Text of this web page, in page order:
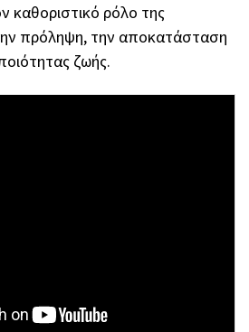
καθοριστικό ρόλο της
πρόληψη, την αποκατάσταση
ζωής.